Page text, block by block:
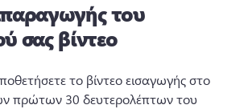
του
σας βίντεο
το βίντεο εισαγωγής στο
πρώτων 30 δευτερολέπτων του